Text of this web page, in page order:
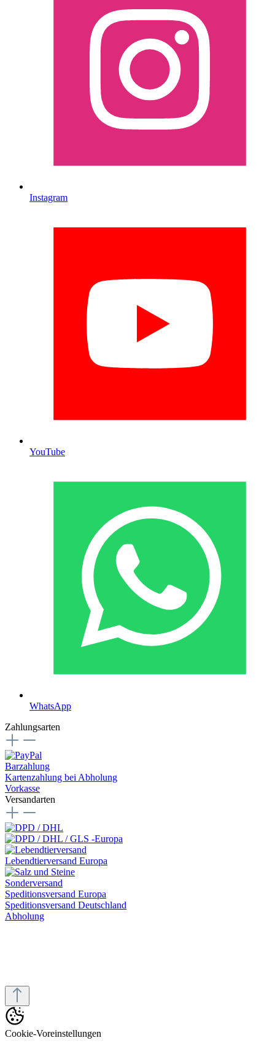
Instagram
YouTube
WhatsApp
Zahlungsarten
Barzahlung
Kartenzahlung bei Abholung
Vorkasse
Versandarten
Lebendtierversand Europa
Sonderversand
Speditionsversand Europa
Speditionsversand Deutschland
Abholung
Cookie-Voreinstellungen